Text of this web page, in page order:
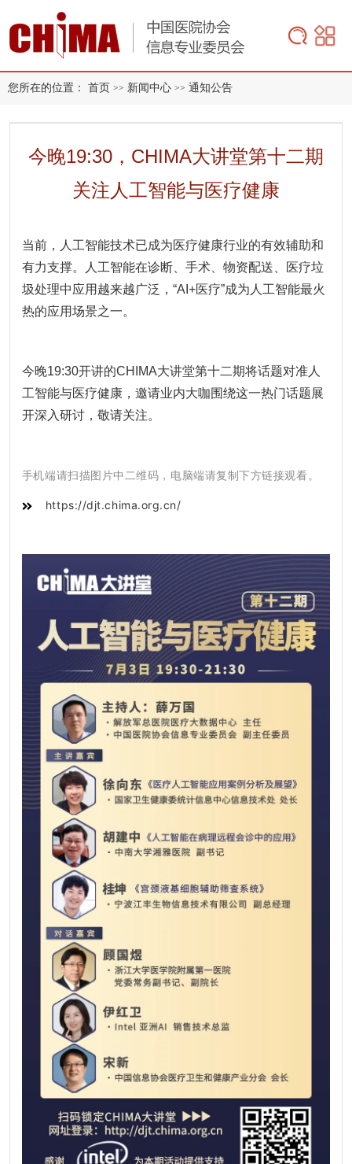
您所在的位置： 首页 >> 新闻中心 >> 通知公告
今晚19:30，CHIMA大讲堂第十二期
关注人工智能与医疗健康
当前，人工智能技术已成为医疗健康行业的有效辅助和
有力支撑。人工智能在诊断、手术、物资配送、医疗垃
圾处理中应用越来越广泛，“AI+医疗”成为人工智能最火
热的应用场景之一。
今晚19:30开讲的CHIMA大讲堂第十二期将话题对准人
工智能与医疗健康，邀请业内大咖围绕这一热门话题展
开深入研讨，敬请关注。
手机端请扫描图片中二维码， 电脑端请复制下方链接观看。
https://djt.chima.org.cn/